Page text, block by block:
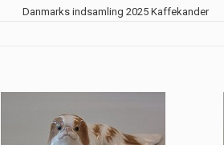
Danmarks indsamling 2025 Kaffekander